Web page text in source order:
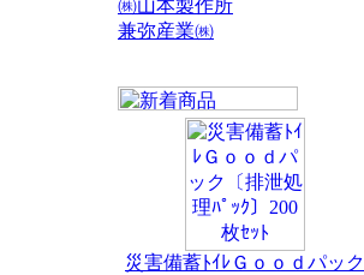
㈱山本製作所
兼弥産業㈱
災害備蓄ﾄｲﾚＧｏｏｄパック